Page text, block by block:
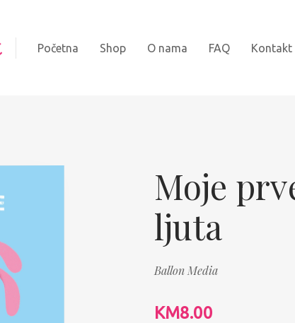
Početna Shop
Kartonske slikovnice
O nama FAQ Kontakt
Moje
ljuta
Ballon Media
KM8.00